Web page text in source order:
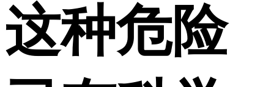
这种危险